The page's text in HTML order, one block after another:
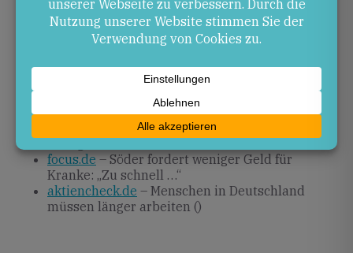
kommenden Monaten prägen.
– Söder: Deutschland muss
länger arbeiten
– Söder mit knallharter Arbeits-
focus.de– Söder fordert weniger Geld für
Kranke: „Zu schnell …“
aktiencheck.de – Menschen in Deutschland
müssen länger arbeiten ()